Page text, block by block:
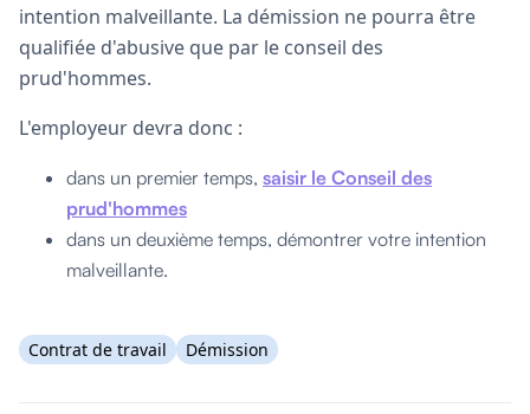
intention malveillante. La démission ne pourra être
qualifiée d'abusive que par le conseil des
prud'hommes.
L'employeur devra donc :
dans un premier temps, saisir le Conseil des
prud'hommes
dans un deuxième temps, démontrer votre intention
malveillante.
Contrat de travail Démission